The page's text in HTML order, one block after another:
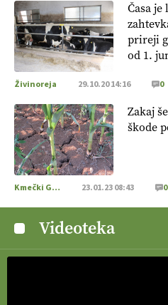
Časa je
prireji
od 1.
Živinoreja 29.10.20 14:16 0
Zakaj
škode
Kmečki Glas 23.01.23 08:43 0
Videoteka